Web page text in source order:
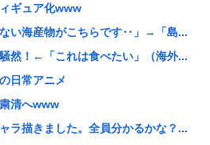
告白 「高校生の時から薄い」...
終了で「オリジナルコンテンツ収...
の政治は国家、日の丸という言葉...
刃があんなにヒットした理由が本...
を指揮し「悪魔」「皆殺しのルメ...
頃になって過去最高益www
ギュア化www
い海産物がこちらです‥」→「島...
然！←「これは食べたい」（海外...
日常アニメ
清へwww
ラ描きました。全員分かるかな？...